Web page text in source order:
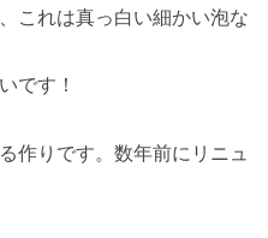
これは真っ白い細かい泡な
です！
作りです。数年前にリニュ